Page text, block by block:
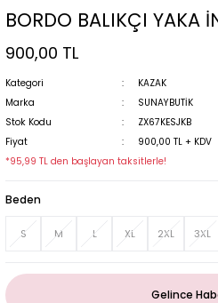
BORDO BALIKÇI YAKA
900,00 TL
Kategori
KAZAK
Marka
SUNAYBUTİK
Stok Kodu
ZX67KESJKB
Fiyat
900,00 TL + KDV
*95,99 TL den başlayan taksitlerle!
Beden
S M L XL 2XL 3XL
Gelince